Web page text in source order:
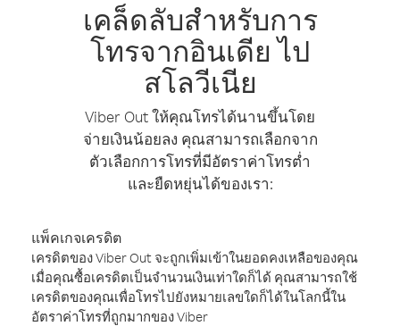
เคล็ดลับสำหรับการ
โทรจากอินเดีย ไป
สโลวีเนีย
Viber Out ให้คุณโทรได้นานขึ้นโดย
จ่ายเงินน้อยลง คุณสามารถเลือกจาก
ตัวเลือกการโทรที่มีอัตราค่าโทรต่ำ
และยืดหยุ่นได้ของเรา:
แพ็คเกจเครดิต
เครดิตของ Viber Out จะถูกเพิ่มเข้าในยอดคงเหลือของคุณ
เมื่อคุณซื้อเครดิตเป็นจำนวนเงินเท่าใดก็ได้ คุณสามารถใช้
เครดิตของคุณเพื่อโทรไปยังหมายเลขใดก็ได้ในโลกนี้ใน
อัตราค่าโทรที่ถูกมากของ Viber